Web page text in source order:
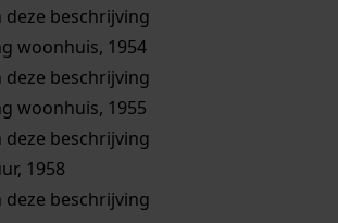
deze beschrijving
woonhuis, 1954
deze beschrijving
woonhuis, 1955
deze beschrijving
1958
deze beschrijving